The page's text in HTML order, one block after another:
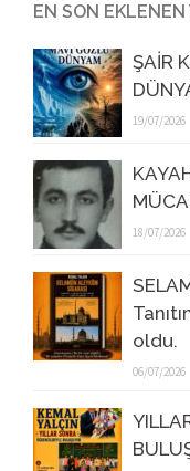
EN SON
ŞAİR
19/07/2026
18/07/2026
oldu.
06/07/2026